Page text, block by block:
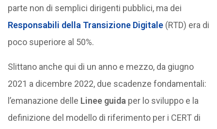
parte non di semplici dirigenti pubblici, ma dei
Responsabili della Transizione Digitale(RTD) era di
poco superiore al 50%.
Slittano anche qui di un anno e mezzo, da giugno
2021 a dicembre 2022, due scadenze fondamentali:
l’emanazione delle Linee guida per lo sviluppo e la
definizione del modello di riferimento per i CERT di